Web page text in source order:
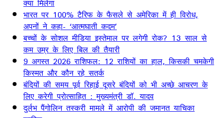
भारत पर 100% टैरिफ के फैसले से अमेरिका में ही विरोध,
अपनों ने कहा- ‘आत्मघाती कदम’
बच्चों के सोशल मीडिया इस्तेमाल पर लगेगी रोक? 13 साल से
कम उम्र के लिए बिल की तैयारी
9 अगस्त 2026 राशिफल: 12 राशियों का हाल, किसकी चमकेगी
किस्मत और कौन रहे सतर्क
बंदियों की समय पूर्व रिहाई दूसरे बंदियों को भी अच्छे आचरण के
लिए करेगी प्रोत्साहित : मुख्यमंत्री डॉ. यादव
दुर्लभ पैंगोलिन तस्करी मामले में आरोपी की जमानत याचिका